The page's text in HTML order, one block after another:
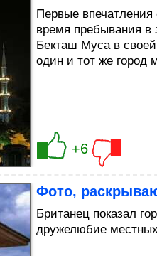
Первые впечатления
время пребывания в
Бекташ Муса в
один и тот же город
+6
Фото,
Британец показал
дружелюбие